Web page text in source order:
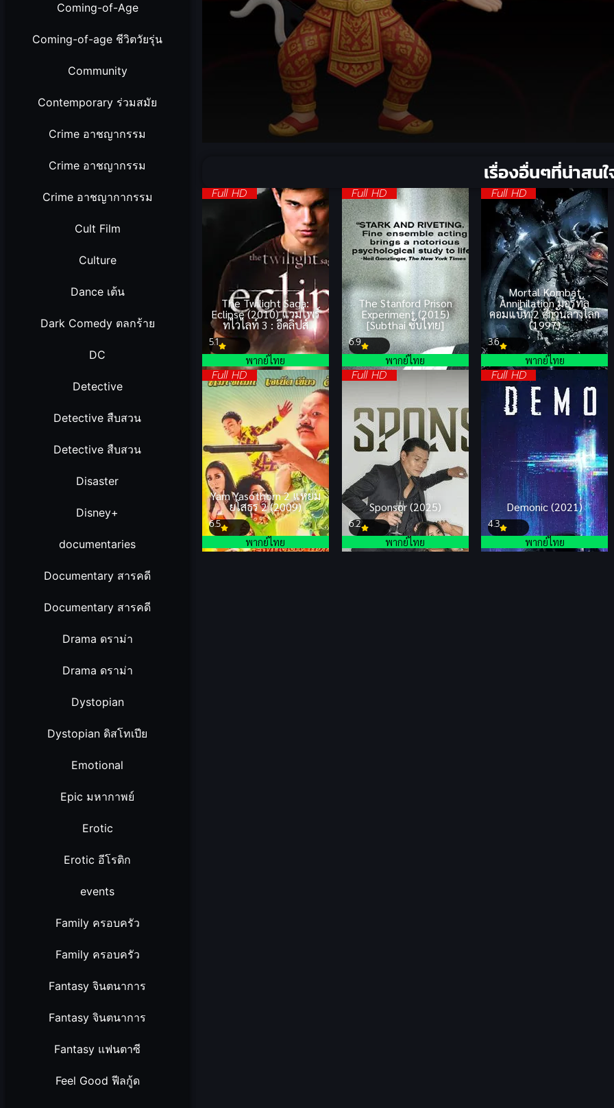
Coming-of-Age
Coming-of-age ชีวิตวัยรุ่น
Community
Contemporary ร่วมสมัย
Crime อาชญากรรม
Crime อาชญากรรม
Crime อาชญากากรรม
Cult Film
Culture
Dance เต้น
Dark Comedy ตลกร้าย
DC
Detective
Detective สืบสวน
Detective สืบสวน
Disaster
Disney+
documentaries
Documentary สารคดี
Documentary สารคดี
Drama ดราม่า
Drama ดราม่า
Dystopian
Dystopian ดิสโทเปีย
Emotional
Epic มหากาพย์
Erotic
Erotic อีโรติก
events
Family ครอบครัว
Family ครอบครัว
Fantasy จินตนาการ
Fantasy จินตนาการ
Fantasy แฟนตาซี
Feel Good ฟีลกู้ด
เรื่องอื่นๆที่น่าสน
Full HD
The Twilight Saga:
Eclipse (2010) แวมไพร์
ทไวไลท์ 3 : อีคลิปส์
5.1
พากย์ไทย
Full HD
The Stanford Prison
Experiment (2015)
[Subthai ซับไทย]
6.9
พากย์ไทย
Full HD
Mortal Kombat
Annihilation มอร์ทัล
คอมแบ็ท 2 ศึกวันล้างโลก
(1997)
3.6
พากย์ไทย
Full HD
Yam Yasothorn 2 แหยม
ยโสธร 2 (2009)
6.5
พากย์ไทย
Full HD
Sponsor (2025)
6.2
พากย์ไทย
Full HD
Demonic (2021)
4.3
พากย์ไทย